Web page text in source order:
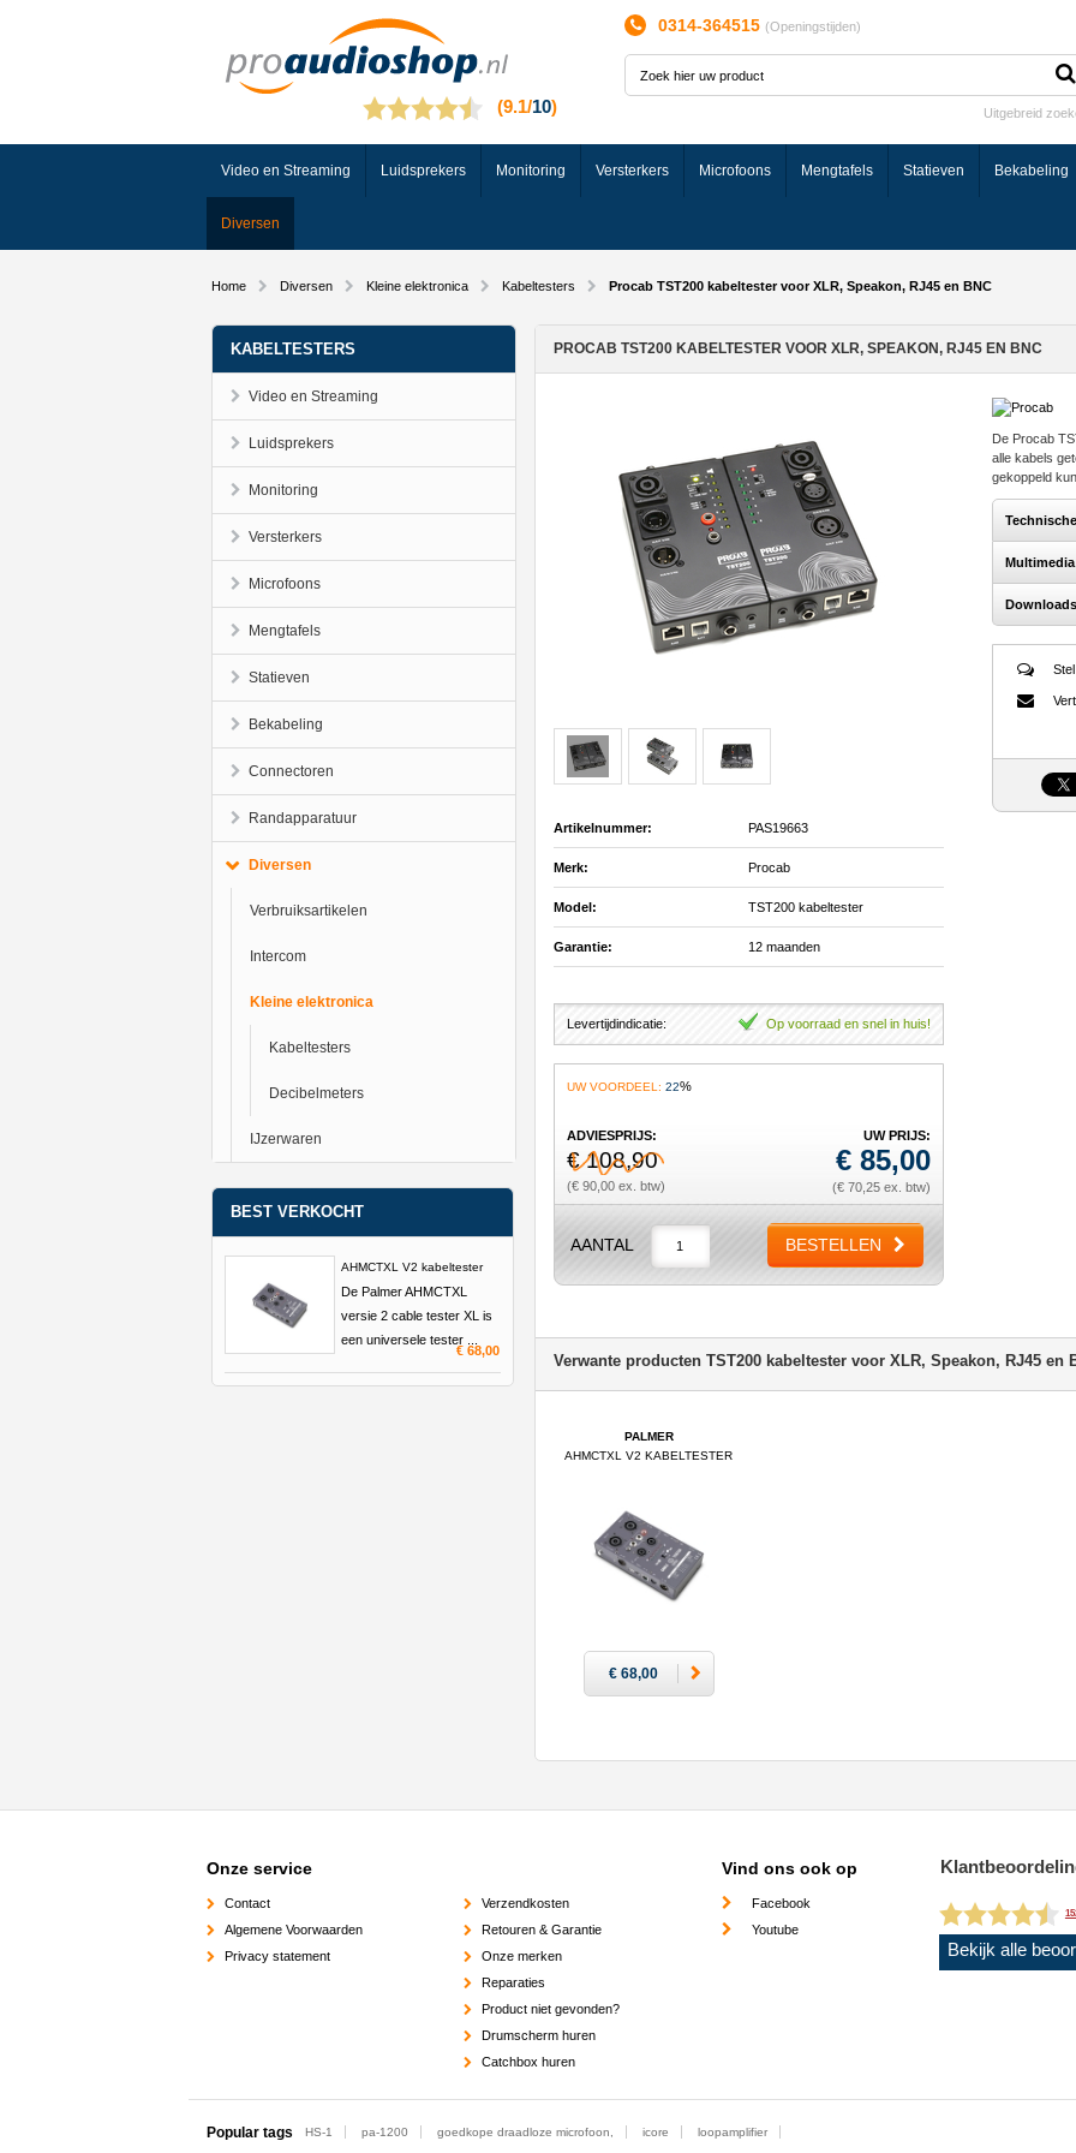
0314-364515 (Openingstijden)
Uitgebreid
Video en Streaming Luidsprekers Monitoring Versterkers Microfoons Mengtafels Statieven Bekabeling
Diversen
Home Diversen Kleine elektronica Kabeltesters Procab TST200 kabeltester voor XLR, Speakon, RJ45 en BNC
KABELTESTERS
Video en Streaming
Luidsprekers
Monitoring
Versterkers
Microfoons
Mengtafels
Statieven
Bekabeling
Connectoren
Randapparatuur
Diversen
Verbruiksartikelen
Intercom
Kleine elektronica
Kabeltesters
Decibelmeters
IJzerwaren
BEST VERKOCHT
AHMCTXL V2 kabeltester
De Palmer AHMCTXL
versie 2 cable tester XL is
een universele tester ...
€ 68,00
PROCAB TST200 KABELTESTER VOOR XLR, SPEAKON, RJ45 EN BNC
Artikelnummer: PAS19663
Merk: Procab
Model: TST200 kabeltester
Garantie: 12 maanden
Levertijdindicatie: Op voorraad en snel in huis!
UW VOORDEEL: 22%
ADVIESPRIJS:
€ 108,90
(€ 90,00 ex. btw)
UW PRIJS:
€ 85,00
(€ 70,25 ex. btw)
AANTAL BESTELLEN
De Procab
alle kabels
gekoppeld
Multimedia
Downloads
Verwante producten TST200 kabeltester voor XLR, Speakon, RJ45 en
PALMER
AHMCTXL V2 KABELTESTER
€ 68,00
Onze service
Contact
Algemene Voorwaarden
Privacy statement
Verzendkosten
Retouren & Garantie
Onze merken
Reparaties
Product niet gevonden?
Drumscherm huren
Catchbox huren
Vind ons ook op
Facebook
Youtube
Bekijk alle
Popular tags HS-1 pa-1200 goedkope draadloze microfoon, icore loopamplifier